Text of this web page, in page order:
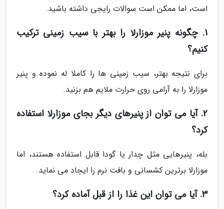
است، اما ممکن است سوالات رایجی داشته باشید.
1. چگونه پنیر موزارلا را بهتر با سیب زمینی ترکیب
کنیم؟
برای نتیجه بهتر، سیب زمینی ها را کاملا له نموده و پنیر
موزارلا را به آرامی روی حرارت ملایم هم بزنید.
2. آیا می توان از پنیرهای دیگر بجای موزارلا استفاده
کرد؟
بله، پنیرهایی مثل چدار یا گودا قابل استفاده هستند، اما
موزارلا برترین کشسانی و بافت نرم را ایجاد می نماید.
3. آیا می توان این غذا را از قبل آماده کرد؟